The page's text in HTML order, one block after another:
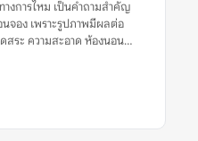
างการไหม เป็นคำถามสำคัญ
จอง เพราะรูปภาพมีผลต่อ
สระ ความสะอาด ห้องนอน
าณประกอบ เช่น วันที่ของรีวิว